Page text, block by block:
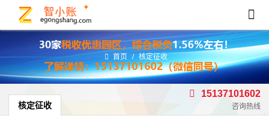
首页 / 核定征收
核定征收
15137101602
咨询热线